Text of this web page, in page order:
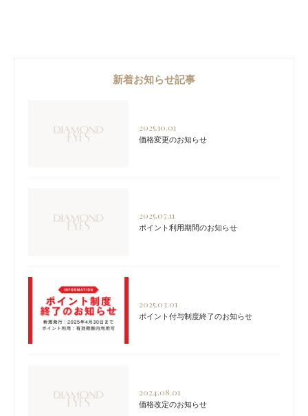
新着お知らせ記事
2025.10.01
価格変更のお知らせ
2025.07.11
ポイント利用期間のお知らせ
2025.03.01
ポイント付与制度終了のお知らせ
2024.08.01
価格改定のお知らせ